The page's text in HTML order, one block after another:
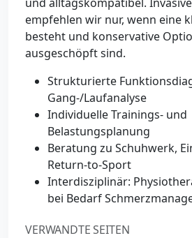
empfehlen wir nur, wenn eine
besteht und konservative
ausgeschöpft sind.
Strukturierte
Gang-/Laufanalyse
Individuelle Trainings- und
Belastungsplanung
Beratung zu Schuhwerk,
Return-to-Sport
Interdisziplinär:
bei Bedarf
VERWANDTE SEITEN